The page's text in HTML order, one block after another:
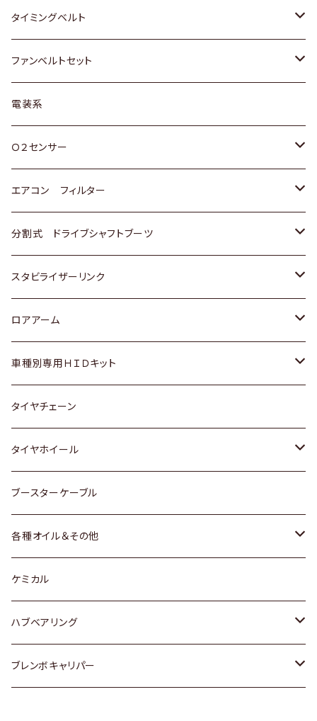
三菱
スバル
日野
クライスラー
ダイハツ
マツダ
三菱
スバル
ホンダ
マツダ
スズキ
ダイハツ
マツダ
三菱
スバル
ホンダ
スズキ
日産
ダイハツ
マツダ
三菱
スバル
タイミングベルト
トヨタ
スズキ
ダイハツ
三菱
スバル
ファンベルトセット
トヨタ
ホンダ
スズキ
日産
いすゞ
ダイハツ
マツダ
三菱
スバル
レクサス
電装系
Ｏ２センサー
トヨタ
ホンダ
スズキ
日産
ダイハツ
マツダ
三菱
スバル
エアコン フィルター
トヨタ
ホンダ
スズキ
日産
いすゞ
ダイハツ
マツダ
三菱
スバル
分割式 ドライブシャフトブーツ
トヨタ
ホンダ
スズキ
日産
ダイハツ
スバル
スタビライザーリンク
トヨタ
ホンダ
スズキ
日産
ダイハツ
マツダ
ロアアーム
ホンダ
スズキ
日産
ダイハツ
マツダ
スバル
車種別専用ＨＩＤキット
トヨタ
マツダ
タイヤチェーン
タイヤホイール
トヨタ
ホンダ
スズキ
日産
ダイハツ
ブースターケーブル
各種オイル＆その他
ディーデル洗浄添加剤
ケミカル
ハブベアリング
トヨタ
ブレンボキャリパー